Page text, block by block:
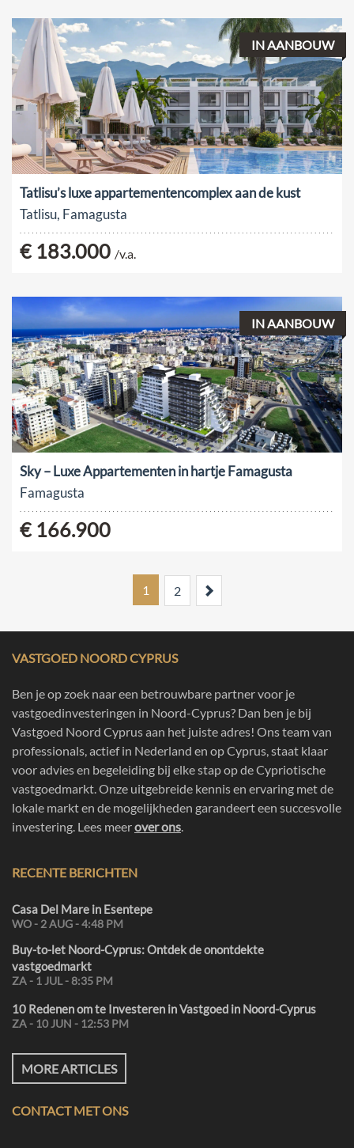
IN AANBOUW
Tatlisu’s luxe appartementencomplex aan de kust
Tatlisu, Famagusta
€ 183.000 /v.a.
IN AANBOUW
Sky – Luxe Appartementen in hartje Famagusta
Famagusta
€ 166.900
1 2
VASTGOED NOORD CYPRUS
Ben je op zoek naar een betrouwbare partner voor je
vastgoedinvesteringen in Noord-Cyprus? Dan ben je bij
Vastgoed Noord Cyprus aan het juiste adres! Ons team van
professionals, actief in Nederland en op Cyprus, staat klaar
voor advies en begeleiding bij elke stap op de Cypriotische
vastgoedmarkt. Onze uitgebreide kennis en ervaring met de
lokale markt en de mogelijkheden garandeert een succesvolle
investering. Lees meerover ons
RECENTE BERICHTEN
Casa Del Mare in Esentepe
WO - 2 AUG - 4:48 PM
Buy-to-let Noord-Cyprus: Ontdek de onontdekte
vastgoedmarkt
ZA - 1 JUL - 8:35 PM
10 Redenen om te Investeren in Vastgoed in Noord-Cyprus
ZA - 10 JUN - 12:53 PM
MORE ARTICLES
CONTACT MET ONS